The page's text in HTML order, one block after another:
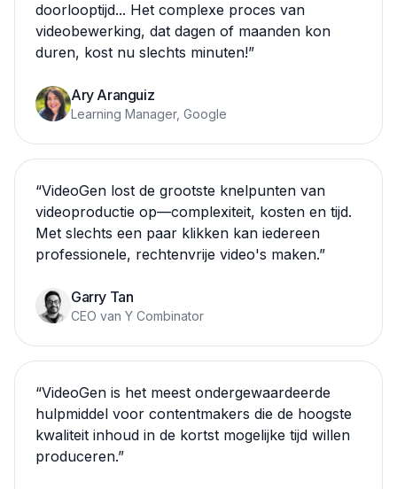
doorlooptijd... Het complexe proces van
videobewerking, dat dagen of maanden kon
duren, kost nu slechts minuten!”
Ary Aranguiz
Learning Manager, Google
“VideoGen lost de grootste knelpunten van
videoproductie op—complexiteit, kosten en tijd.
Met slechts een paar klikken kan iedereen
professionele, rechtenvrije video's maken.”
Garry Tan
CEO van Y Combinator
“VideoGen is het meest ondergewaardeerde
hulpmiddel voor contentmakers die de hoogste
kwaliteit inhoud in de kortst mogelijke tijd willen
produceren.”